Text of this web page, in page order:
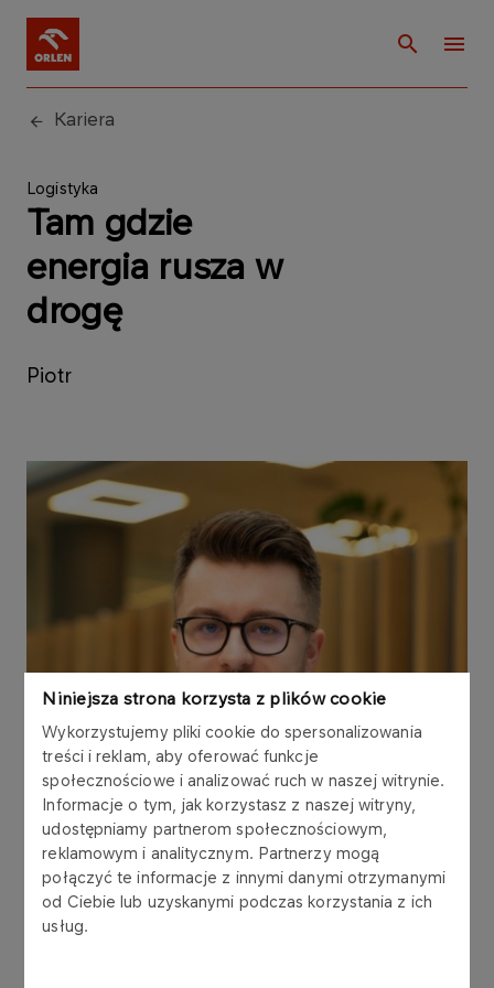
Niniejsza strona korzysta z plików cookie
Wykorzystujemy pliki cookie do spersonalizowania
treści i reklam, aby oferować funkcje
społecznościowe i analizować ruch w naszej witrynie.
Informacje o tym, jak korzystasz z naszej witryny,
udostępniamy partnerom społecznościowym,
reklamowym i analitycznym. Partnerzy mogą
połączyć te informacje z innymi danymi otrzymanymi
od Ciebie lub uzyskanymi podczas korzystania z ich
usług.
Kariera
Logistyka
Tam gdzie
energia rusza w
drogę
Piotr